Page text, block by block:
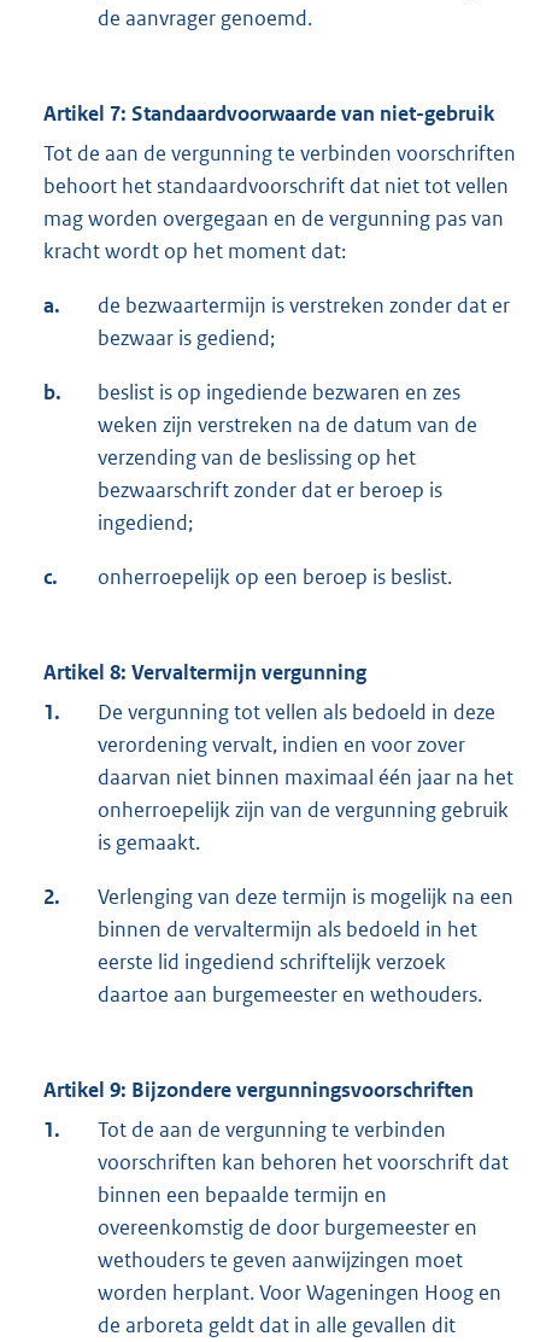
de aanvrager genoemd.
Artikel 7: Standaardvoorwaarde van niet-gebruik
Tot de aan de vergunning te verbinden voorschriften
behoort het standaardvoorschrift dat niet tot vellen
mag worden overgegaan en de vergunning pas van
kracht wordt op het moment dat:
a.
de bezwaartermijn is verstreken zonder dat er
bezwaar is gediend;
b.
beslist is op ingediende bezwaren en zes
weken zijn verstreken na de datum van de
verzending van de beslissing op het
bezwaarschrift zonder dat er beroep is
ingediend;
c. onherroepelijk op een beroep is beslist.
Artikel 8: Vervaltermijn vergunning
1.
De vergunning tot vellen als bedoeld in deze
verordening vervalt, indien en voor zover
daarvan niet binnen maximaal één jaar na het
onherroepelijk zijn van de vergunning gebruik
is gemaakt.
2.
Verlenging van deze termijn is mogelijk na een
binnen de vervaltermijn als bedoeld in het
eerste lid ingediend schriftelijk verzoek
daartoe aan burgemeester en wethouders.
Artikel 9: Bijzondere vergunningsvoorschriften
1.
Tot de aan de vergunning te verbinden
voorschriften kan behoren het voorschrift dat
binnen een bepaalde termijn en
overeenkomstig de door burgemeester en
wethouders te geven aanwijzingen moet
worden herplant. Voor Wageningen Hoog en
de arboreta geldt dat in alle gevallen dit